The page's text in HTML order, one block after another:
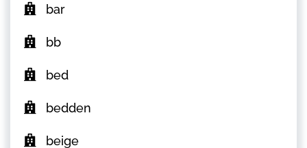
bar
bb
bed
bedden
beige